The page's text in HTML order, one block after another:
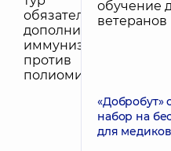
«Добробут»
набор на
для